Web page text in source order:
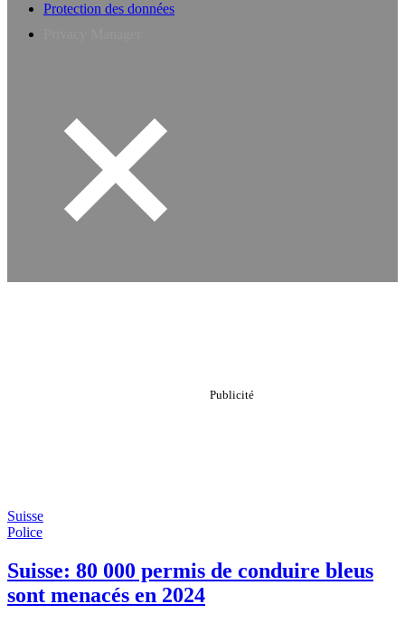
Protection des données
Suisse
Police
Suisse: 80 000 permis de conduire bleus
sont menacés en 2024